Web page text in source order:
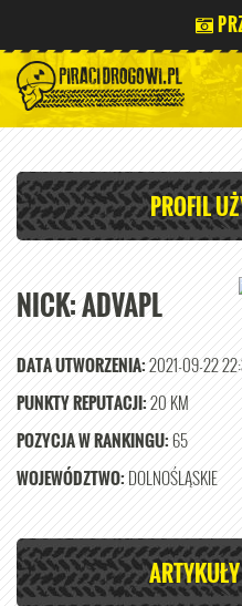
PROFIL
NICK:ADVAPL
DATA UTWORZENIA:2021-09-22
PUNKTY REPUTACJI:20 KM
POZYCJA W RANKINGU:65
WOJEWÓDZTWO:DOLNOŚLĄSKIE